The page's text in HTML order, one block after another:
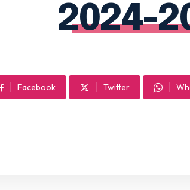
KEGIATAN SANTRI
2024-
Facebook Twitter